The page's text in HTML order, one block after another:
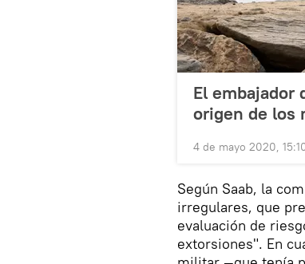
El embajador
origen de los
4 de mayo 2020,
Según Saab, la
irregulares, que
evaluación de
extorsiones". En